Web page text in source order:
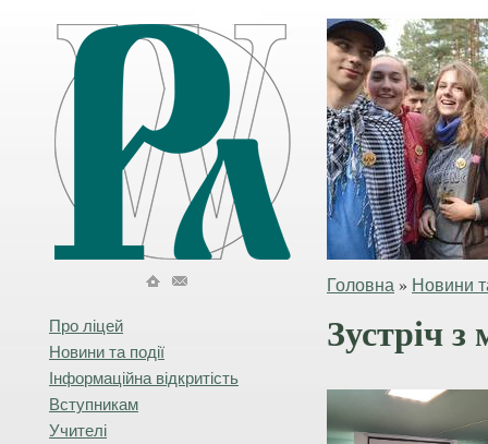
Головна » Новини
Про ліцей
Новини та події
Інформаційна відкритість
Вступникам
Учителі
Зустріч